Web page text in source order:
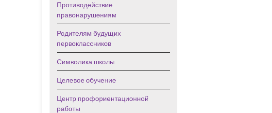
Противодействие
правонарушениям
Родителям будущих
первоклассников
Символика школы
Целевое обучение
Центр профориентационной
работы